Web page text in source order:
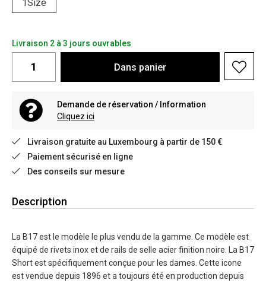
1Size
Livraison 2 à 3 jours ouvrables
Dans panier
Demande de réservation / Information
Cliquez ici
Livraison gratuite au Luxembourg à partir de 150 €
Paiement sécurisé en ligne
Des conseils sur mesure
Description
La B17 est le modèle le plus vendu de la gamme. Ce modèle est
équipé de rivets inox et de rails de selle acier finition noire. La B17
Short est spécifiquement conçue pour les dames. Cette icone
est vendue depuis 1896 et a toujours été en production depuis